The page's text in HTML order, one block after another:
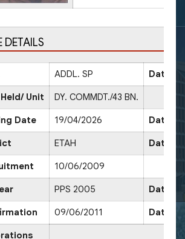
DETAILS
ADDL. SP Date of
Unit DY. COMMDT./43 BN.
Date 19/04/2026 Date of
ETAH Date
10/06/2009
PPS 2005 Date of
09/06/2011 Date of